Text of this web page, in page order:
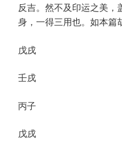
反吉。然不及印运之美，
身，一得三用也。如本篇
戊戌
壬戌
丙子
戊戌